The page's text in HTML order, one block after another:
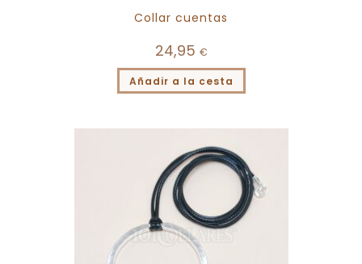
Collar cuentas
24,95 €
Añadir a la cesta